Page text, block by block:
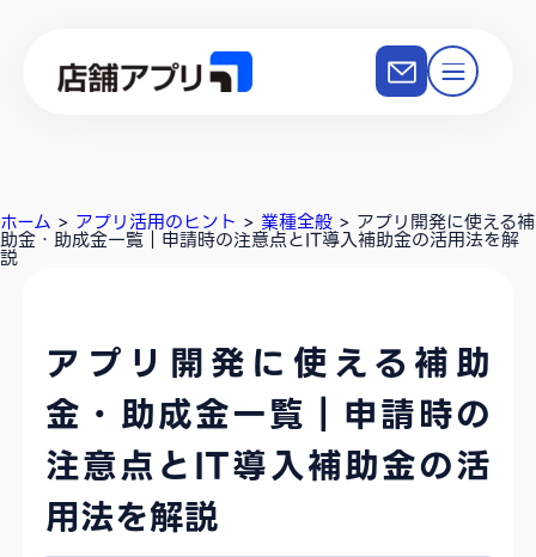
ホーム > アプリ活用のヒント > 業種全般 > アプリ開発に使える補
助金・助成金一覧｜申請時の注意点とIT導入補助金の活用法を解
説
アプリ開発に使える補助
金・助成金一覧｜申請時の
注意点とIT導入補助金の活
用法を解説